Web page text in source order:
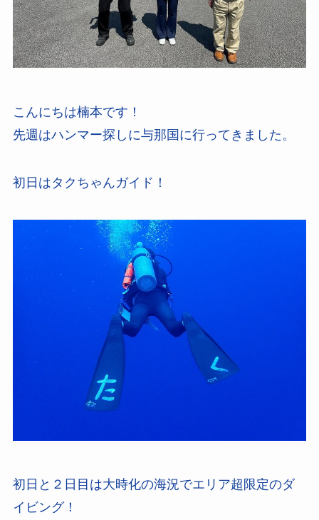
こんにちは楠本です！
先週はハンマー探しに与那国に行ってきました。
初日はタクちゃんガイド！
初日と２日目は大時化の海況でエリア超限定のダ
イビング！